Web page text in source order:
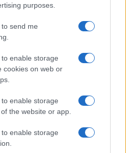
purposes.
send me
enable storage
cookies on web or
enable storage
the website or app.
enable storage
di Andrea Pirlo?
Piero: tutti i guadagni di
e classifiche su
motori, Formula 1,